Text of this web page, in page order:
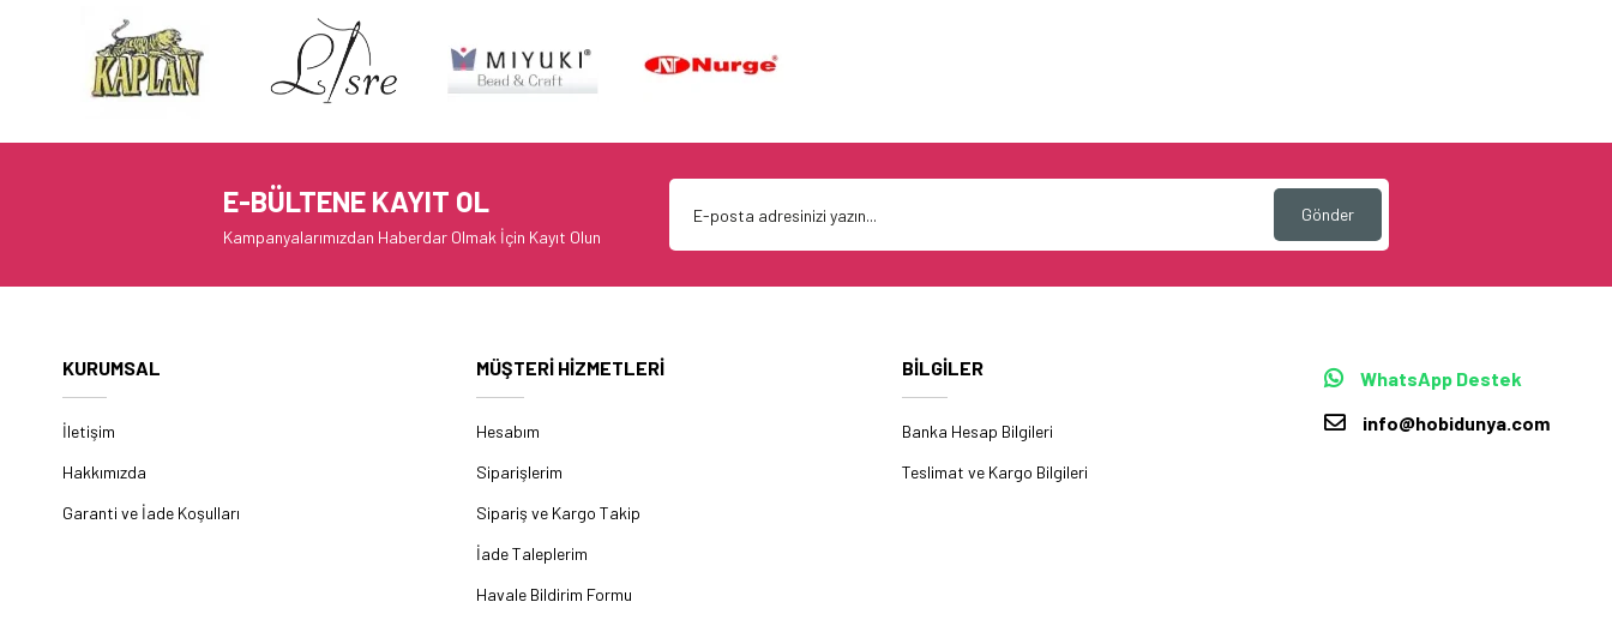
E-BÜLTENE KAYIT OL
Kampanyalarımızdan Haberdar Olmak İçin Kayıt Olun
Gönder
KURUMSAL
İletişim
Hakkımızda
Garanti ve İade Koşulları
MÜŞTERİ HİZMETLERİ
Hesabım
Siparişlerim
Sipariş ve Kargo Takip
İade Taleplerim
Havale Bildirim Formu
BİLGİLER
Banka Hesap Bilgileri
Teslimat ve Kargo Bilgileri
WhatsApp Destek
info@hobidunya.com